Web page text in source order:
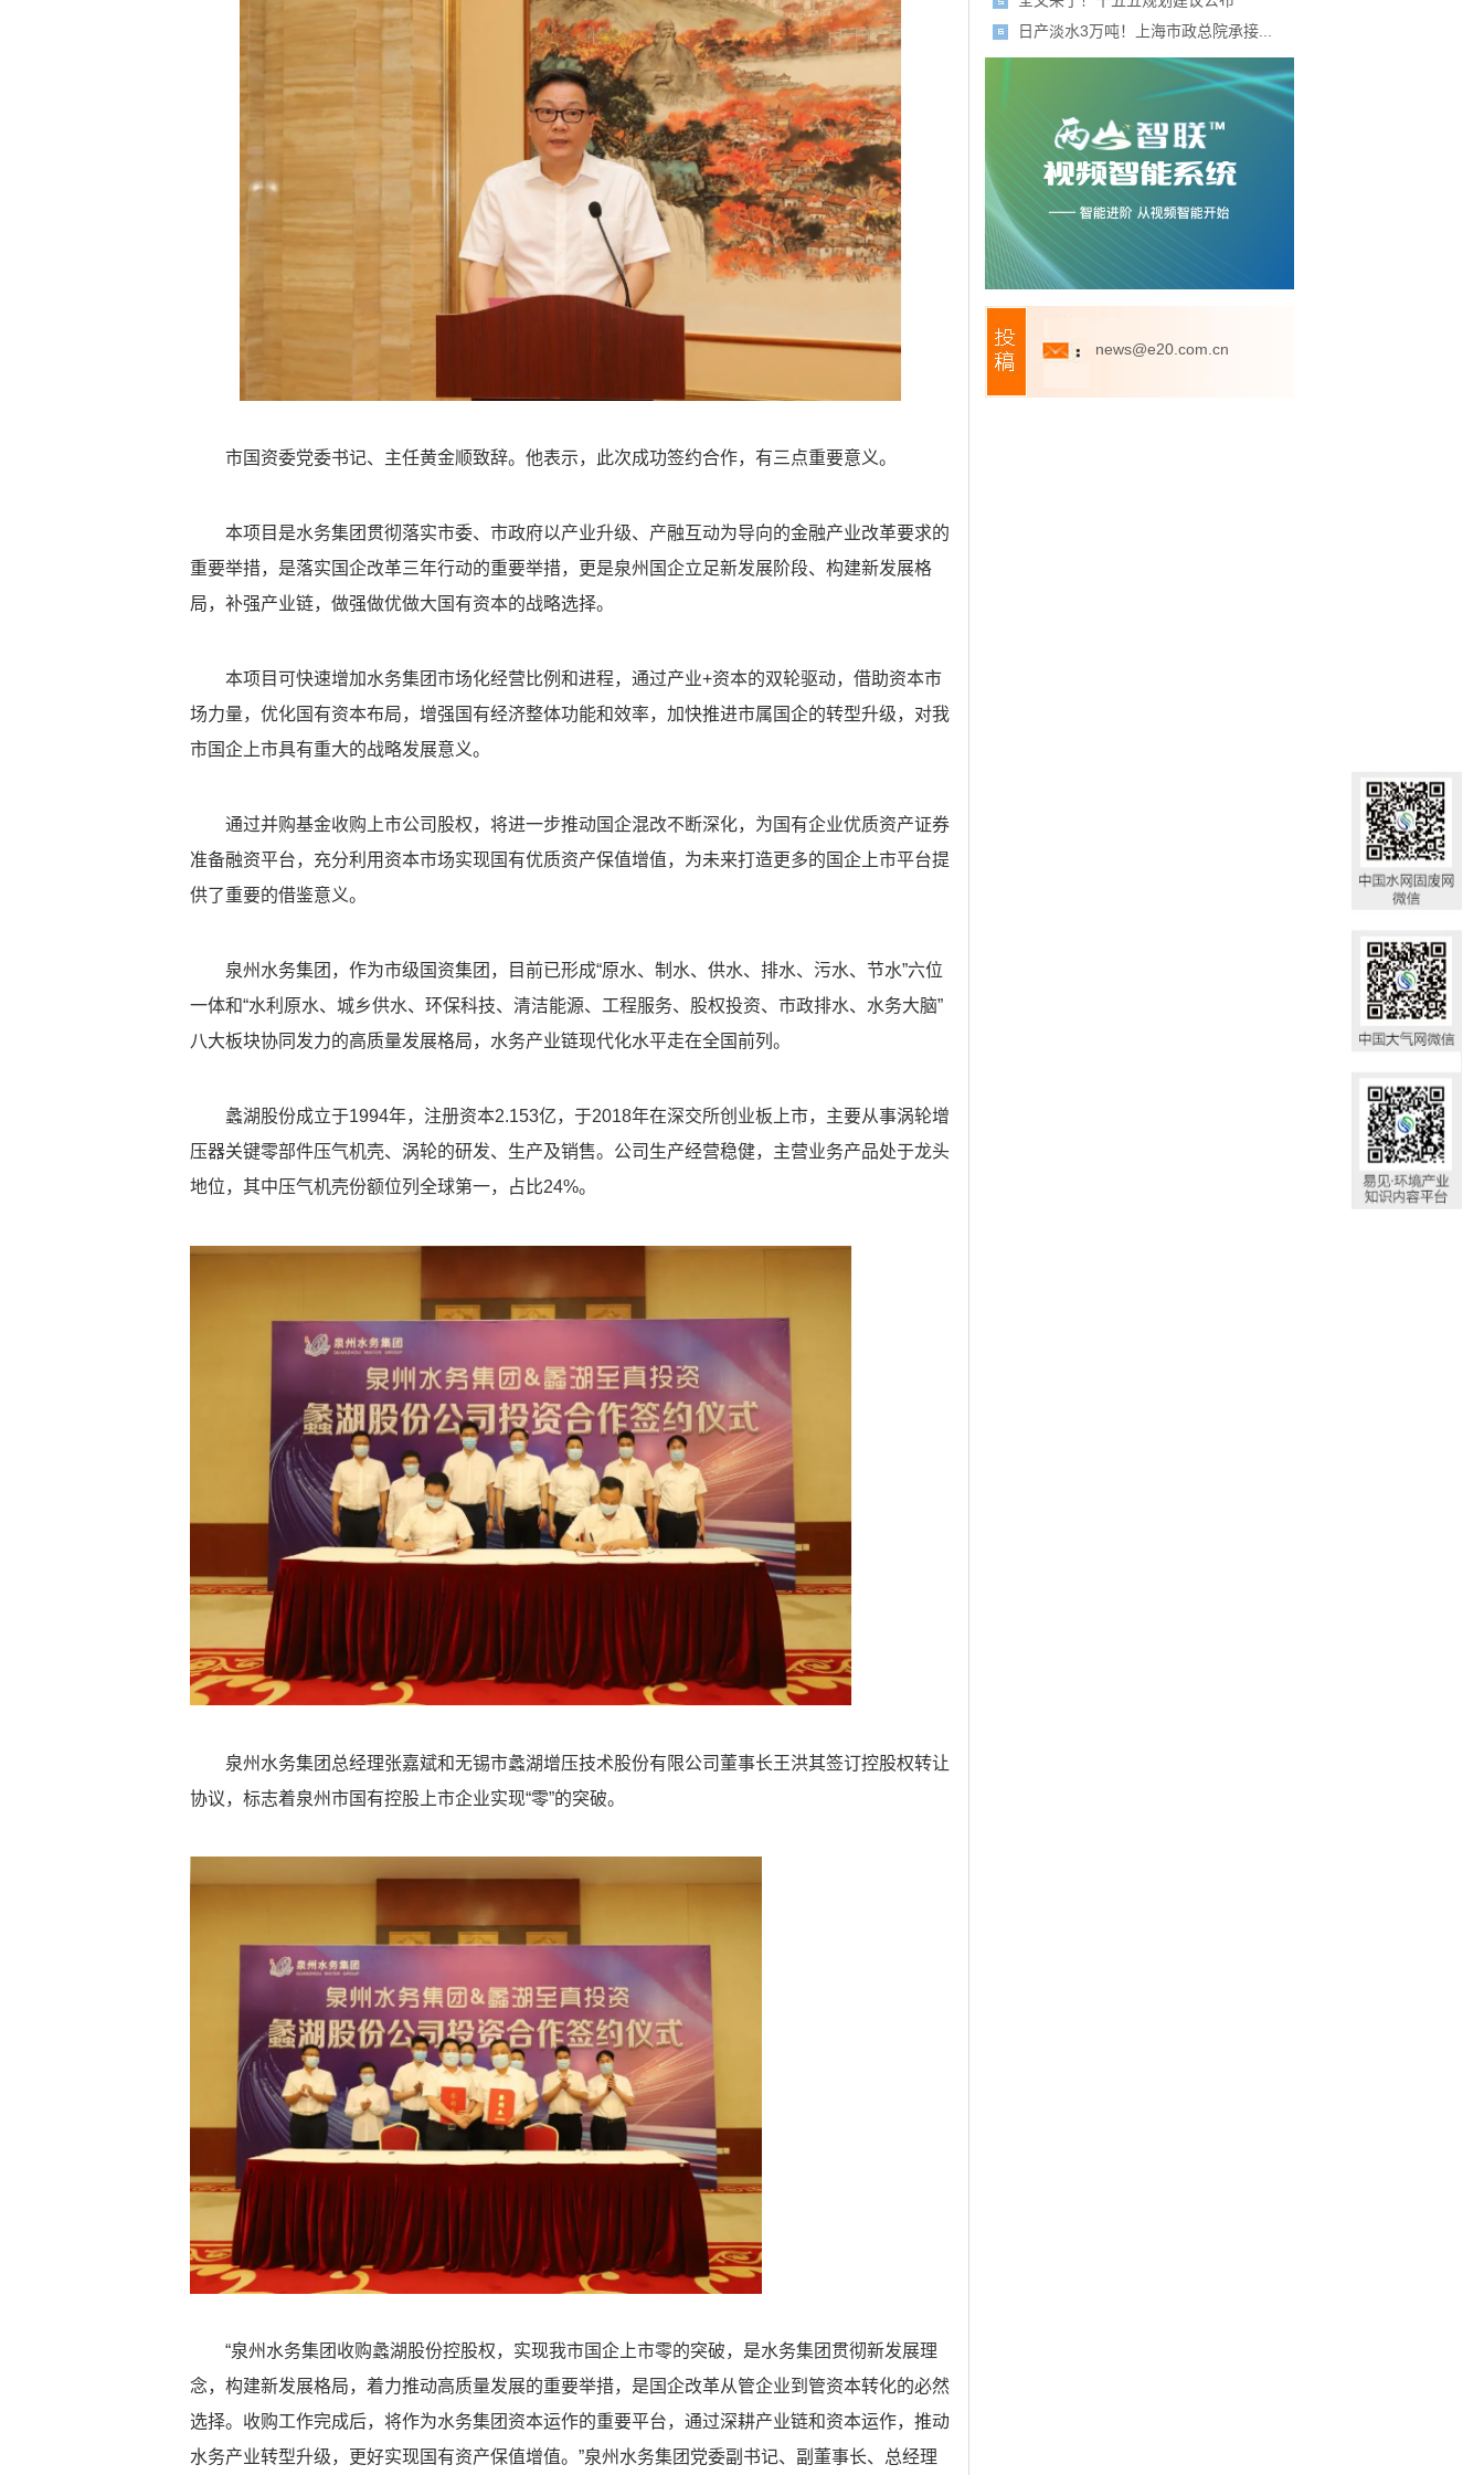
市国资委党委书记、主任黄金顺致辞。他表示，此次成功签约合作，有三点重要意义。
本项目是水务集团贯彻落实市委、市政府以产业升级、产融互动为导向的金融产业改革要求的
重要举措，是落实国企改革三年行动的重要举措，更是泉州国企立足新发展阶段、构建新发展格
局，补强产业链，做强做优做大国有资本的战略选择。
本项目可快速增加水务集团市场化经营比例和进程，通过产业+资本的双轮驱动，借助资本市
场力量，优化国有资本布局，增强国有经济整体功能和效率，加快推进市属国企的转型升级，对我
市国企上市具有重大的战略发展意义。
通过并购基金收购上市公司股权，将进一步推动国企混改不断深化，为国有企业优质资产证券
准备融资平台，充分利用资本市场实现国有优质资产保值增值，为未来打造更多的国企上市平台提
供了重要的借鉴意义。
泉州水务集团， 作为市级国资集团，目前已形成“原水、制水、供水、排水、污水、节水”六位
一体和“水利原水、城乡供水、环保科技、清洁能源、工程服务、股权投资、市政排水、水务大脑”
八大板块协同发力的高质量发展格局，水务产业链现代化水平走在全国前列。
蠡湖股份成立于1994年，注册资本2.153亿，于2018年在深交所创业板上市，主要从事涡轮增
压器关键零部件压气机壳、涡轮的研发、生产及销售。公司生产经营稳健，主营业务产品处于龙头
地位，其中压气机壳份额位列全球第一，占比24%。
泉州水务集团总经理张嘉斌和无锡市蠡湖增压技术股份有限公司董事长王洪其签订控股权转让
协议，标志着泉州市国有控股上市企业实现“零”的突破。
“泉州水务集团收购蠡湖股份控股权，实现我市国企上市零的突破，是水务集团贯彻新发展理
念，构建新发展格局，着力推动高质量发展的重要举措，是国企改革从管企业到管资本转化的必然
选择。收购工作完成后，将作为水务集团资本运作的重要平台，通过深耕产业链和资本运作，推动
水务产业转型升级，更好实现国有资产保值增值。”泉州水务集团党委副书记、副董事长、总经理
日产淡水3万吨！上海市政总院承接...
news@e20.com.cn